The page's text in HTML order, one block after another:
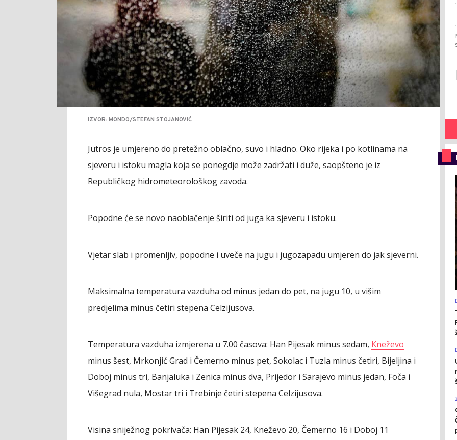
IZVOR: MONDO/STEFAN STOJANOVIĆ
Jutros je umjereno do pretežno oblačno, suvo i hladno. Oko rijeka i po kotlinama na
sjeveru i istoku magla koja se ponegdje može zadržati i duže, saopšteno je iz
Republičkog hidrometeorološkog zavoda.
Popodne će se novo naoblačenje širiti od juga ka sjeveru i istoku.
Vjetar slab i promenljiv, popodne i uveče na jugu i jugozapadu umjeren do jak sjeverni.
Maksimalna temperatura vazduha od minus jedan do pet, na jugu 10, u višim
predjelima minus četiri stepena Celzijusova.
Temperatura vazduha izmjerena u 7.00 časova: Han Pijesak minus sedam, Kneževo
minus šest, Mrkonjić Grad i Čemerno minus pet, Sokolac i Tuzla minus četiri, Bijeljina i
Doboj minus tri, Banjaluka i Zenica minus dva, Prijedor i Sarajevo minus jedan, Foča i
Višegrad nula, Mostar tri i Trebinje četiri stepena Celzijusova.
Visina sniježnog pokrivača: Han Pijesak 24, Kneževo 20, Čemerno 16 i Doboj 11